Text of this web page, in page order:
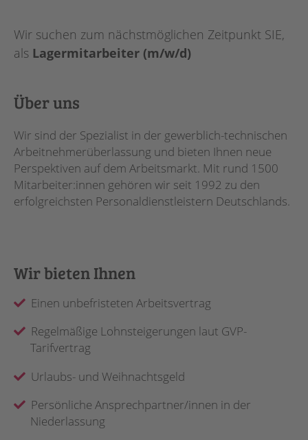
Wir suchen zum nächstmöglichen Zeitpunkt SIE,
als Lagermitarbeiter (m/w/d)
Über uns
Wir sind der Spezialist in der gewerblich-technischen
Arbeitnehmerüberlassung und bieten Ihnen neue
Perspektiven auf dem Arbeitsmarkt. Mit rund 1500
Mitarbeiter:innen gehören wir seit 1992 zu den
erfolgreichsten Personaldienstleistern Deutschlands.
Wir bieten Ihnen
Einen unbefristeten Arbeitsvertrag
Regelmäßige Lohnsteigerungen laut GVP-
Tarifvertrag
Urlaubs- und Weihnachtsgeld
Persönliche Ansprechpartner/innen in der
Niederlassung